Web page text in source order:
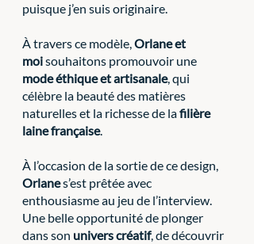
puisque j’en suis originaire.
À travers ce modèle, Orlane et
moi souhaitons promouvoir une
mode éthique et artisanale, qui
célèbre la beauté des matières
naturelles et la richesse de la filière
laine française.
À l’occasion de la sortie de ce design,
Orlane s’est prêtée avec
enthousiasme au jeu de l’interview.
Une belle opportunité de plonger
dans son univers créatif, de découvrir